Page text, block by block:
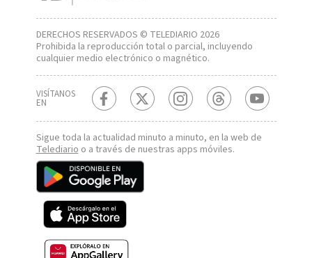
DERECHOS RESERVADOS © TELEDIARIO 2026
Prohibida la reproducción total o parcial, incluyendo
cualquier medio electrónico o magnético.
VISÍTANOS
EN
Sigue toda la actualidad minuto a minuto, en la web de
Telediarioo a través de nuestras apps móviles.